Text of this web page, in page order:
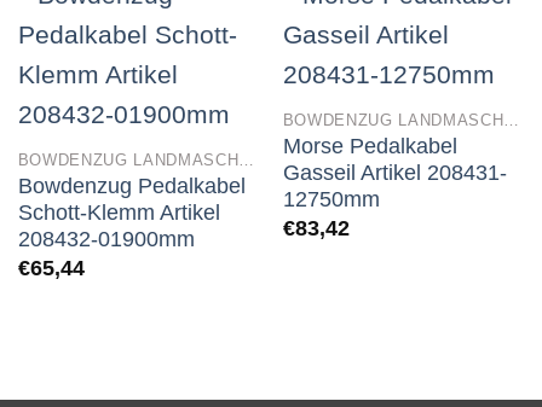
Bowdenzug Pedalkabel
Schott-Klemm Artikel
208432-01900mm
€65,44
Morse Pedalkabel
Gasseil Artikel 208431-
12750mm
€83,42